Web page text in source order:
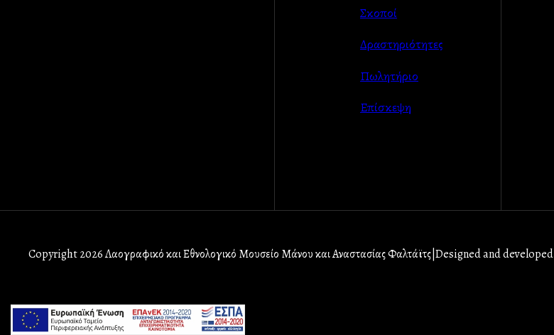
Σκοποί
Δραστηριότητες
Πωλητήριο
Επίσκεψη
Copyright 2026 Λαογραφικό και Εθνολογικό Μουσείο Μάνου και Αναστασίας Φαλτάϊτς Designed and
userway